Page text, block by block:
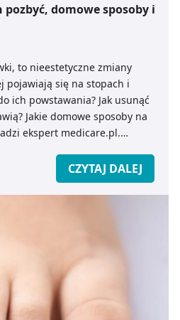
domowe sposoby i
to nieestetyczne zmiany
pojawiają się na stopach i
ich powstawania? Jak usunąć
Jakie domowe sposoby na
ekspert medicare.pl.
CZYTAJ DALEJ